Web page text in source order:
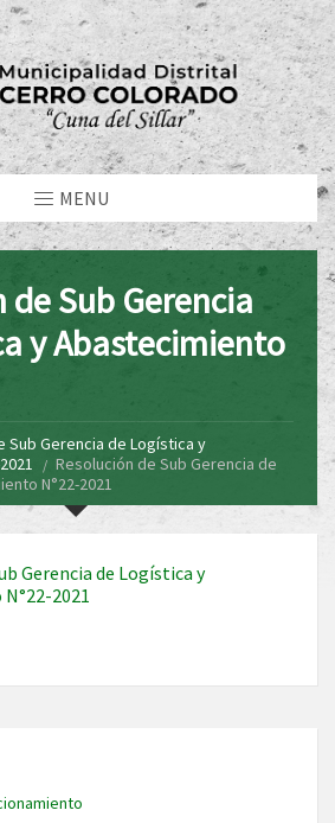
MENU
de Sub Gerencia
y Abastecimiento
Sub Gerencia de Logística y
Resolución de Sub Gerencia de
N°22-2021
Gerencia de Logística y
2021